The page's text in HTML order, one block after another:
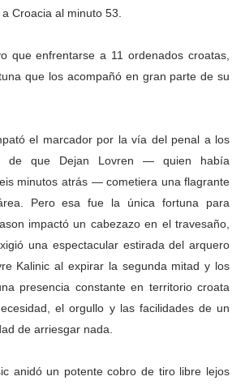
Croacia al minuto 53.
que enfrentarse a 11 ordenados croatas,
que los acompañó en gran parte de su
el marcador por la vía del penal a los
de que Dejan Lovren — quien había
minutos atrás — cometiera una flagrante
Pero esa fue la única fortuna para
impactó un cabezazo en el travesaño,
una espectacular estirada del arquero
Kalinic al expirar la segunda mitad y los
presencia constante en territorio croata
el orgullo y las facilidades de un
de arriesgar nada.
anidó un potente cobro de tiro libre lejos